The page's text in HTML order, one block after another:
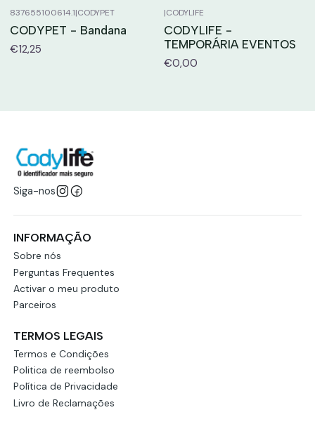
837655100614.1|CODYPET
CODYPET - Bandana
€12,25
|CODYLIFE
CODYLIFE -
TEMPORÁRIA EVENTOS
€0,00
Siga-nos
INFORMAÇÃO
Sobre nós
Perguntas Frequentes
Activar o meu produto
Parceiros
TERMOS LEGAIS
Termos e Condições
Politica de reembolso
Política de Privacidade
Livro de Reclamações